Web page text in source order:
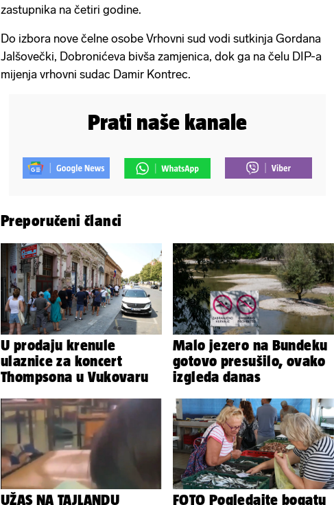
zastupnika na četiri godine.
Do izbora nove čelne osobe Vrhovni sud vodi sutkinja Gordana
Jalšovečki, Dobronićeva bivša zamjenica, dok ga na čelu DIP-a
mijenja vrhovni sudac Damir Kontrec.
Prati naše kanale
Preporučeni članci
U prodaju krenule
ulaznice za koncert
Thompsona u Vukovaru
Malo jezero na Bundeku
gotovo presušilo, ovako
izgleda danas
UŽAS NA TAJLANDU FOTO Pogledajte bogatu